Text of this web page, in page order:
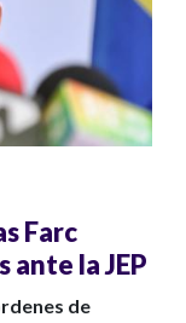
Farc
la JEP
de